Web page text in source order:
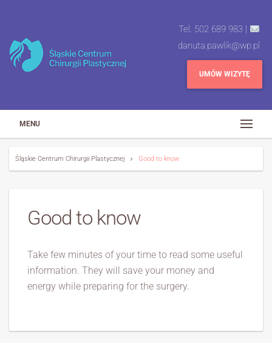
Tel. 502 689 983 |
danuta.pawlik@wp.pl
UMÓW WIZYTĘ
MENU
Śląskie Centrum Chirurgii Plastycznej Good to know
Good to know
Take few minutes of your time to read some useful
information. They will save your money and
energy while preparing for the surgery.